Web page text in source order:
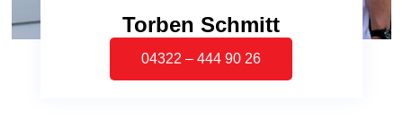
Torben Schmitt
04322 – 444 90 26